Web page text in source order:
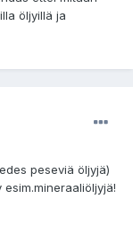
öljyillä ja
peseviä öljyjä)